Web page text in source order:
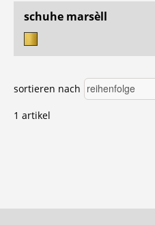
schuhe marsèll
sortieren nach
1 artikel